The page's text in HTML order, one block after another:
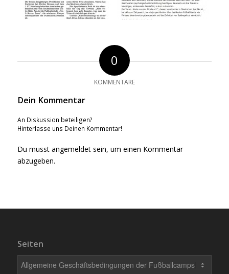
0
KOMMENTARE
Dein Kommentar
An Diskussion beteiligen?
Hinterlasse uns Deinen Kommentar!
Du musst angemeldetsein, um einen Kommentar
abzugeben.
Seiten